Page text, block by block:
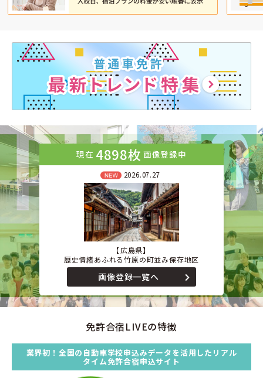
現在 4898枚 画像登録中
2026.07.27
広島県
歴史情緒あふれる竹原の町並み保存地区
画像登録一覧へ
免許合宿LIVEの特徴
業界初！全国の自動車学校申込みデータを活用したリアル
タイム免許合宿申込サイト